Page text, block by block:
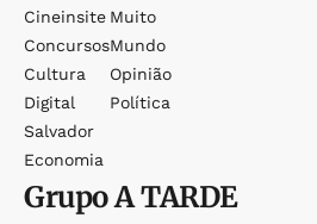
Cineinsite
Concursos
Cultura
Digital
Salvador
Economia
Muito
Mundo
Opinião
Política
GrupoA TARDE